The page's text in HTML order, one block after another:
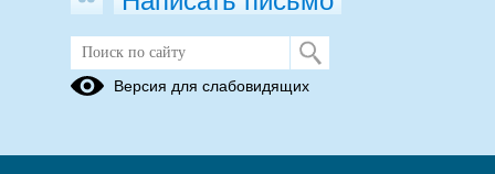
ВОШ Версия для слабовидящих